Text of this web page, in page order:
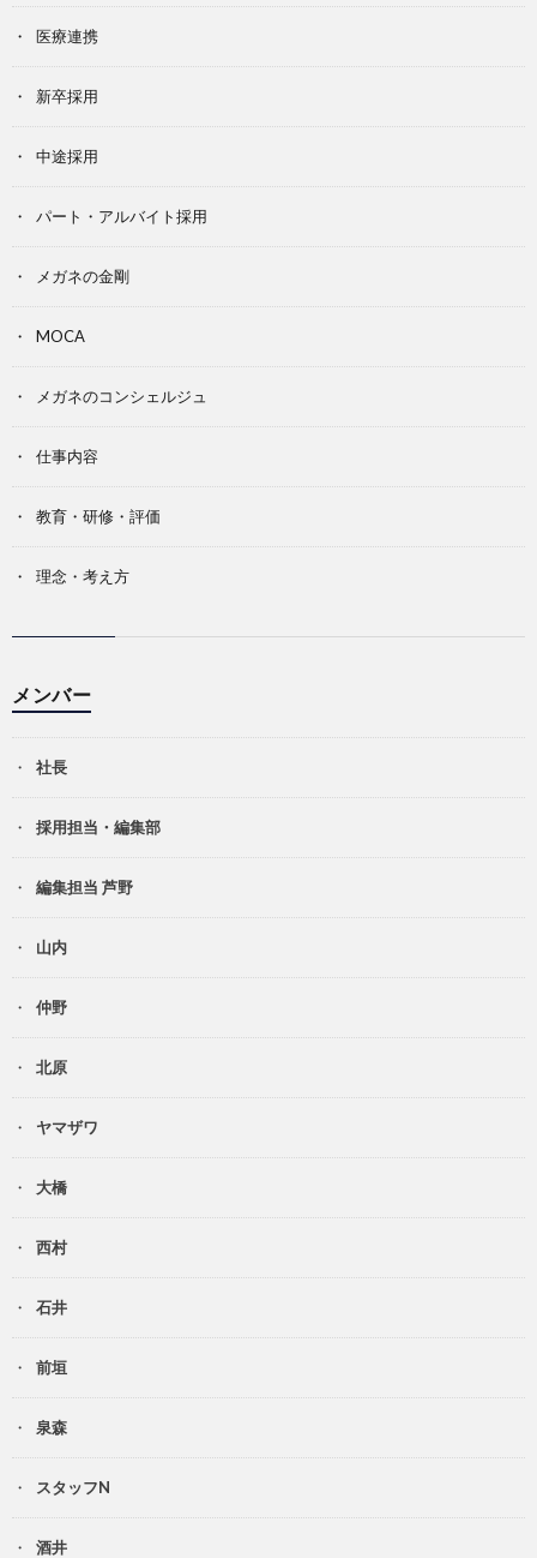
医療連携
新卒採用
中途採用
パート・アルバイト採用
メガネの金剛
MOCA
メガネのコンシェルジュ
仕事内容
教育・研修・評価
理念・考え方
メンバー
社長
採用担当・編集部
編集担当 芦野
山内
仲野
北原
ヤマザワ
大橋
西村
石井
前垣
泉森
スタッフN
酒井